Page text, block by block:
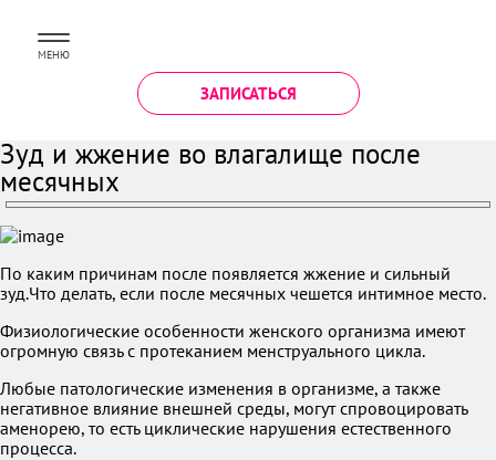
МЕНЮ
ЗАПИСАТЬСЯ
Зуд и жжение во влагалище после
месячных
По каким причинам после появляется жжение и сильный
зуд.Что делать, если после месячных чешется интимное место.
Физиологические особенности женского организма имеют
огромную связь с протеканием менструального цикла.
Любые патологические изменения в организме, а также
негативное влияние внешней среды, могут спровоцировать
аменорею, то есть циклические нарушения естественного
процесса.